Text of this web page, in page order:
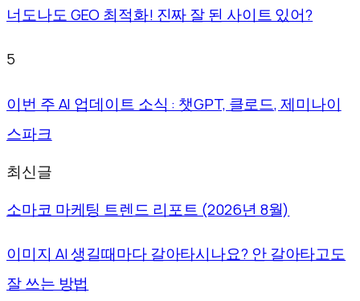
너도나도 GEO 최적화! 진짜 잘 된 사이트 있어?
5
이번 주 AI 업데이트 소식 : 챗GPT, 클로드, 제미나이
스파크
최신글
소마코 마케팅 트렌드 리포트 (2026년 8월)
이미지 AI 생길때마다 갈아타시나요? 안 갈아타고도
잘 쓰는 방법